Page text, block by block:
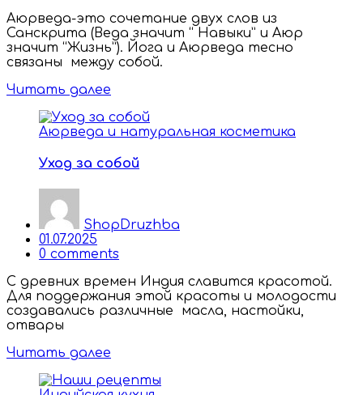
Аюрведа-это сочетание двух слов из
Санскрита (Веда значит “ Навыки” и Аюр
значит “Жизнь”). Йога и Аюрведа тесно
связаны между собой.
Читать далее
Аюрведа и натуральная косметика
Уход за собой
ShopDruzhba
Posted
on
01.07.2025
0 comments
С древних времен Индия славится красотой.
Для поддержания этой красоты и молодости
создавались различные масла, настойки,
отвары
Читать далее